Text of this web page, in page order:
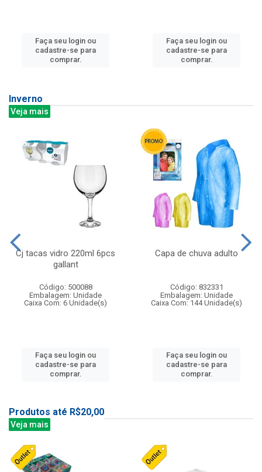
Faça seu login ou
cadastre-se para
comprar.
Faça seu login ou
cadastre-se para
comprar.
Inverno
Veja mais
Cj tacas vidro 220ml 6pcs
gallant
Código: 500088
Embalagem: Unidade
Caixa Com: 6 Unidade(s)
Faça seu login ou
cadastre-se para
comprar.
Capa de chuva adulto
Código: 832331
Embalagem: Unidade
Caixa Com: 144 Unidade(s)
Faça seu login ou
cadastre-se para
comprar.
Produtos até R$20,00
Veja mais